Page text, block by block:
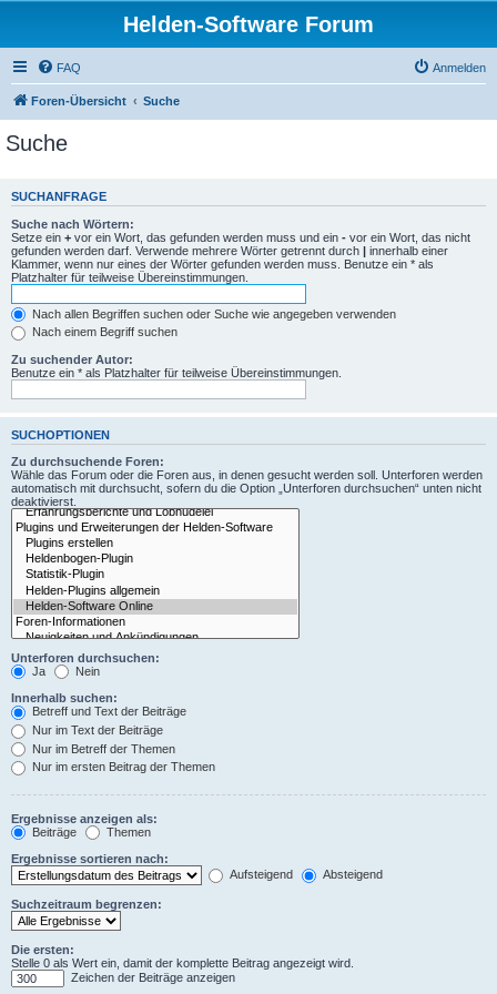
Helden-Software Forum
FAQ Anmelden
Foren-Übersicht Suche
Suche
SUCHANFRAGE
Suche nach Wörtern:
Setze ein + vor ein Wort, das gefunden werden muss und ein - vor ein Wort, das nicht
gefunden werden darf. Verwende mehrere Wörter getrennt durch | innerhalb einer
Klammer, wenn nur eines der Wörter gefunden werden muss. Benutze ein * als
Platzhalter für teilweise Übereinstimmungen.
Nach allen Begriffen suchen oder Suche wie angegeben verwenden
Nach einem Begriff suchen
Zu suchender Autor:
Benutze ein * als Platzhalter für teilweise Übereinstimmungen.
SUCHOPTIONEN
Zu durchsuchende Foren:
Wähle das Forum oder die Foren aus, in denen gesucht werden soll. Unterforen werden
automatisch mit durchsucht, sofern du die Option „Unterforen durchsuchen“ unten nicht
deaktivierst.
Unterforen durchsuchen:
Ja
Nein
Innerhalb suchen:
Betreff und Text der Beiträge
Nur im Text der Beiträge
Nur im Betreff der Themen
Nur im ersten Beitrag der Themen
Ergebnisse anzeigen als:
Beiträge
Themen
Ergebnisse sortieren nach:
Aufsteigend
Absteigend
Suchzeitraum begrenzen:
Die ersten:
Stelle 0 als Wert ein, damit der komplette Beitrag angezeigt wird.
Zeichen der Beiträge anzeigen